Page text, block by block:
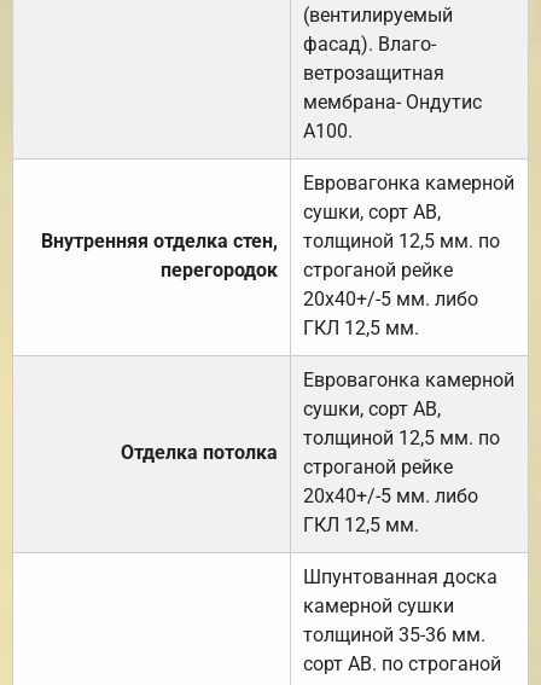
(вентилируемый
фасад). Влаго-
ветрозащитная
мембрана- Ондутис
А100.
Внутренняя отделка стен,
перегородок
Евровагонка камерной
сушки, сорт АВ,
толщиной 12,5 мм. по
строганой рейке
20х40+/-5 мм. либо
ГКЛ 12,5 мм.
Отделка потолка
Евровагонка камерной
сушки, сорт АВ,
толщиной 12,5 мм. по
строганой рейке
20х40+/-5 мм. либо
ГКЛ 12,5 мм.
Шпунтованная доска
камерной сушки
толщиной 35-36 мм.
сорт АВ. по строганой